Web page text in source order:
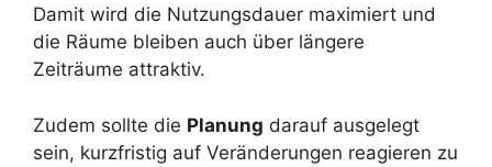
Damit wird die Nutzungsdauer maximiert und
die Räume bleiben auch über längere
Zeiträume attraktiv.
Zudem sollte die Planung darauf ausgelegt
sein, kurzfristig auf Veränderungen reagieren zu